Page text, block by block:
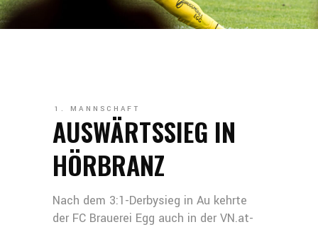
1. MANNSCHAFT
AUSWÄRTSSIEG IN
HÖRBRANZ
Nach dem 3:1-Derbysieg in Au kehrte
der FC Brauerei Egg auch in der VN.at-